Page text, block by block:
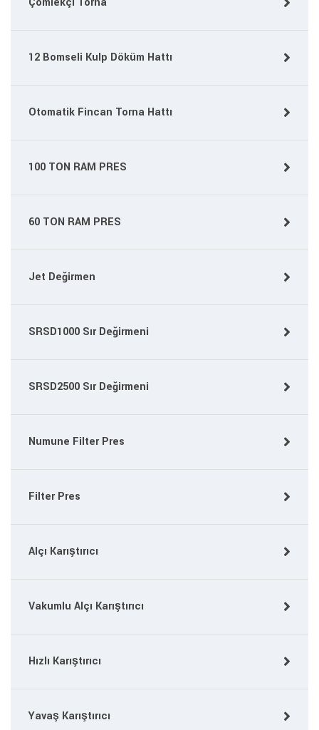
12 Bomseli Kulp Döküm Hattı
Otomatik Fincan Torna Hattı
100 TON RAM PRES
60 TON RAM PRES
Jet Değirmen
SRSD1000 Sır Değirmeni
SRSD2500 Sır Değirmeni
Numune Filter Pres
Filter Pres
Alçı Karıştırıcı
Vakumlu Alçı Karıştırıcı
Hızlı Karıştırıcı
Yavaş Karıştırıcı